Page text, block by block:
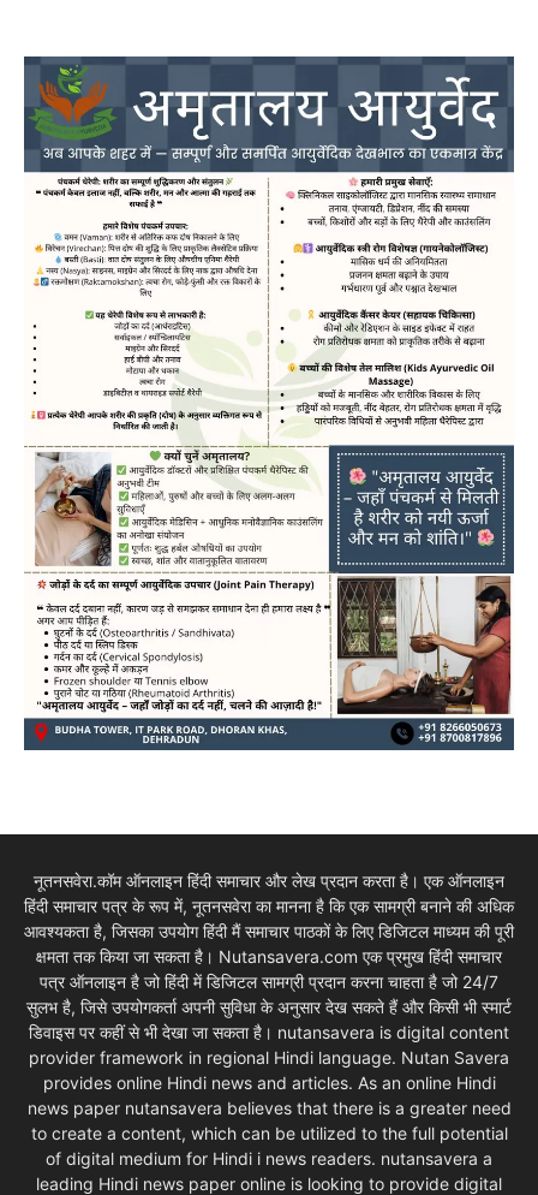
नूतनसवेरा.कॉम ऑनलाइन हिंदी समाचार और लेख प्रदान करता है। एक ऑनलाइन
हिंदी समाचार पत्र के रूप में, नूतनसवेरा का मानना है कि एक सामग्री बनाने की अधिक
आवश्यकता है, जिसका उपयोग हिंदी मैं समाचार पाठकों के लिए डिजिटल माध्यम की पूरी
क्षमता तक किया जा सकता है। Nutansavera.com एक प्रमुख हिंदी समाचार
पत्र ऑनलाइन है जो हिंदी में डिजिटल सामग्री प्रदान करना चाहता है जो 24/7
सुलभ है, जिसे उपयोगकर्ता अपनी सुविधा के अनुसार देख सकते हैं और किसी भी स्मार्ट
डिवाइस पर कहीं से भी देखा जा सकता है। nutansavera is digital content
provider framework in regional Hindi language. Nutan Savera
provides online Hindi news and articles. As an online Hindi
news paper nutansavera believes that there is a greater need
to create a content, which can be utilized to the full potential
of digital medium for Hindi i news readers. nutansavera a
leading Hindi news paper online is looking to provide digital